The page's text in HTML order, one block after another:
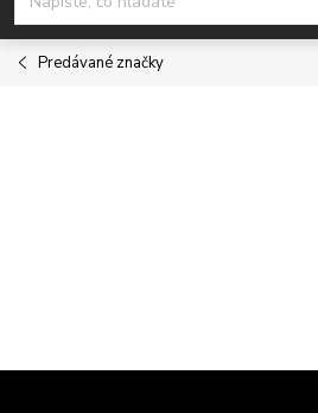
Predávané značky